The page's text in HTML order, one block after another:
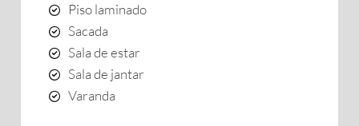
Piso laminado
Sacada
Sala de estar
Sala de jantar
Varanda